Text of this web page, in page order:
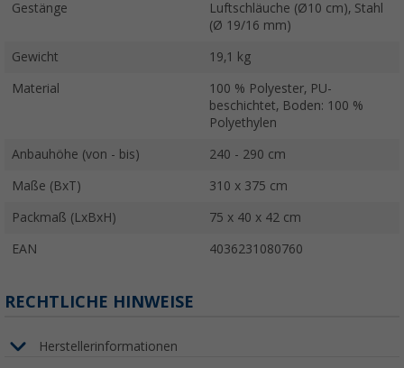
Gestänge
Luftschläuche (Ø10 cm), Stahl
(Ø 19/16 mm)
Gewicht 19,1 kg
Material
100 % Polyester, PU-
beschichtet, Boden: 100 %
Polyethylen
Anbauhöhe (von - bis) 240 - 290 cm
Maße (BxT) 310 x 375 cm
Packmaß (LxBxH) 75 x 40 x 42 cm
EAN 4036231080760
RECHTLICHE HINWEISE
Herstellerinformationen